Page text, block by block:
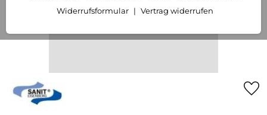
Widerrufsformular
Vertrag widerrufen